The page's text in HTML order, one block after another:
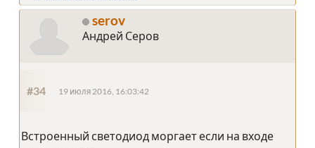
serov
Андрей Серов
#34 19 июля 2016, 16:03:42
Встроенный светодиод моргает если на входе